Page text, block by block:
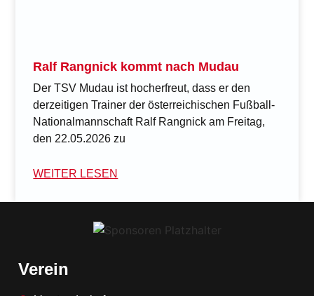
Ralf Rangnick kommt nach Mudau
Der TSV Mudau ist hocherfreut, dass er den
derzeitigen Trainer der österreichischen Fußball-
Nationalmannschaft Ralf Rangnick am Freitag,
den 22.05.2026 zu
WEITER LESEN
Verein